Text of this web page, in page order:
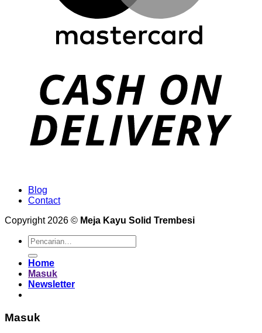
Blog
Contact
Copyright 2026 © Meja Kayu Solid Trembesi
Pencarian
untuk:
Home
Masuk
Newsletter
Masuk